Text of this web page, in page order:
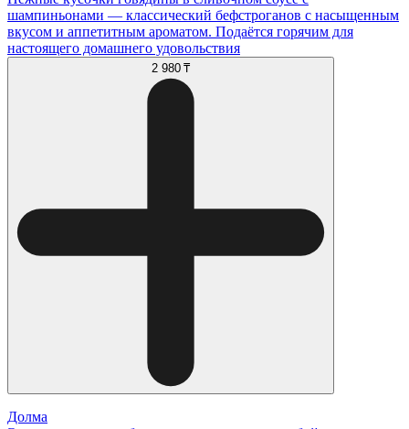
шампиньонами — классический бефстроганов с насыщенным
вкусом и аппетитным ароматом. Подаётся горячим для
настоящего домашнего удовольствия
2 980 ₸
Долма